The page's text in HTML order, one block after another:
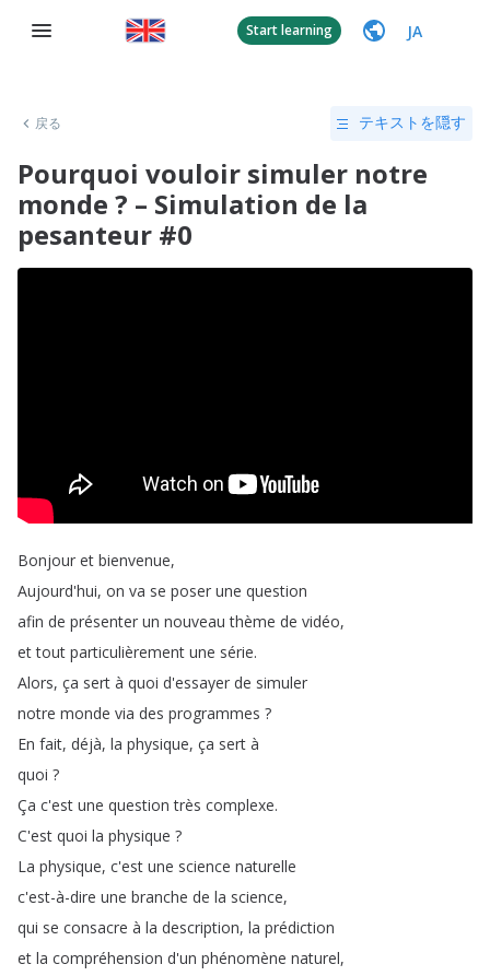
Start learning JA
戻る テキストを隠す
Pourquoi vouloir simuler notre
monde ? – Simulation de la
pesanteur #0
Bonjour et bienvenue,
Aujourd'hui, on va se poser une question
afin de présenter un nouveau thème de vidéo,
et tout particulièrement une série.
Alors, ça sert à quoi d'essayer de simuler
notre monde via des programmes ?
En fait, déjà, la physique, ça sert à
quoi ?
Ça c'est une question très complexe.
C'est quoi la physique ?
La physique, c'est une science naturelle
c'est-à-dire une branche de la science,
qui se consacre à la description, la prédiction
et la compréhension d'un phénomène naturel,